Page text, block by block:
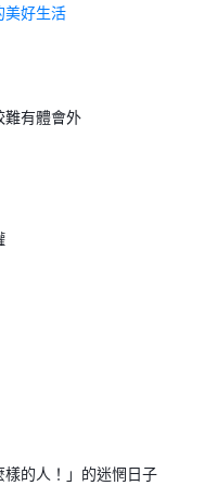
美好生活
難有體會外
樣的人！」的迷惘日子